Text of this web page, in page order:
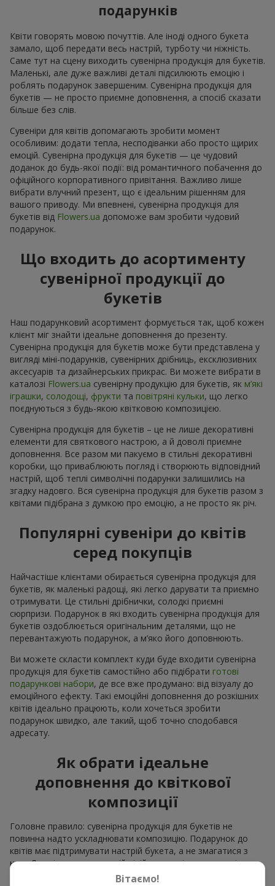
подарунків
Квіти говорять мовою почуттів. Але іноді одного букета
замало, щоб передати весь настрій, турботу чи ніжність.
Саме тут на сцену виходить сувенірна продукція для букетів.
Маленькі, але дуже важливі деталі підсилюють емоцію і
роблять подарунок завершеним. Сувенірна продукція для
букетів — не просто приємне доповнення, а спосіб сказати
більше без слів.
Сувеніри для квітів допомагають зробити момент
особливим: додати тепла, несподіванки або просто щирих
емоцій. Сувенірна продукція для букетів — це чудовий
доданок до будь-якої події: від романтичного побачення до
офіційного корпоративного привітання. Важливо лише
вибрати влучний презент, що є ідеальним рішенням для
вашого приводу. Ми впевнені, сувенірна продукція для
букетів від Flowers.ua допоможе вам зробити чудовий
подарунок.
Що входить до асортименту
сувенірної продукції до
букетів
Наш подарунковий асортимент формується так, щоб кожен
клієнт міг знайти ідеальне доповнення до презенту.
Сувенірна продукція для букетів може бути представлена у
вигляді міні-подарунків, сувенірних дрібниць, ексклюзивних
аксесуарів та дизайнерських прикрас. Ви можете вибрати в
каталозі Flowers.ua cувенірну продукцію для букетів, як м’які
іграшки, солодощі, фрукти та повітряні кульки, що легко
поєднуються з будь-якою квітковою композицією.
Сувенірна продукція для букетів – це не лише декоративні
елементи для святкового настрою, а й доволі приємне
доповнення. Все разом ми пакуємо в стильні декоративні
коробки, що приваблюють погляд і створюють відповідний
настрій, щоб теплі символічні подарунки залишились на
згадку надовго. Вся сувенірна продукція для букетів разом з
квітами підібрана з думкою про емоцію, а не просто як річ.
Популярні сувеніри до квітів
серед покупців
Найчастіше клієнтами обирається сувенірна продукція для
букетів, як маленькі радощі, які легко дарувати та приємно
отримувати. Це стильні дрібнички, солодкі приємні
сюрпризи. Подарунок в які входить сувенірна продукція для
букетів оздоблюється оригінальним деталями, що не
перевантажують подарунок, а м’яко його доповнюють.
Ви можете скласти комплект куди буде входити сувенірна
продукція для букетів самостійно або підібрати готові
подарункові набори, де все вже продумано: від візуалу до
емоційного ефекту. Такі емоційні доповнення до розкішних
квітів ідеально працюють, коли хочеться зробити
подарунок швидко, але такий, щоб точно сподобався
адресату.
Як обрати ідеальне
доповнення до квіткової
композиції
Головне правило: сувенірна продукція для букетів не
повинна надто ускладнювати композицію. Подарунок до
квітів має підтримувати настрій букета, а не змагатися з
ним. Для ніжних композицій підійде сувенірна продукція для
букетів, як легкі символічні додатки та легкі елементи
Вітаємо!